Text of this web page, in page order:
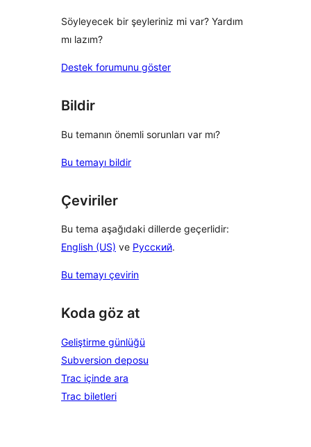
Söyleyecek bir şeyleriniz mi var? Yardım
mı lazım?
Destek forumunu göster
Bildir
Bu temanın önemli sorunları var mı?
Bu temayı bildir
Çeviriler
Bu tema aşağıdaki dillerde geçerlidir:
English (US) ve Русский.
Bu temayı çevirin
Koda göz at
Geliştirme günlüğü
Subversion deposu
Trac içinde ara
Trac biletleri